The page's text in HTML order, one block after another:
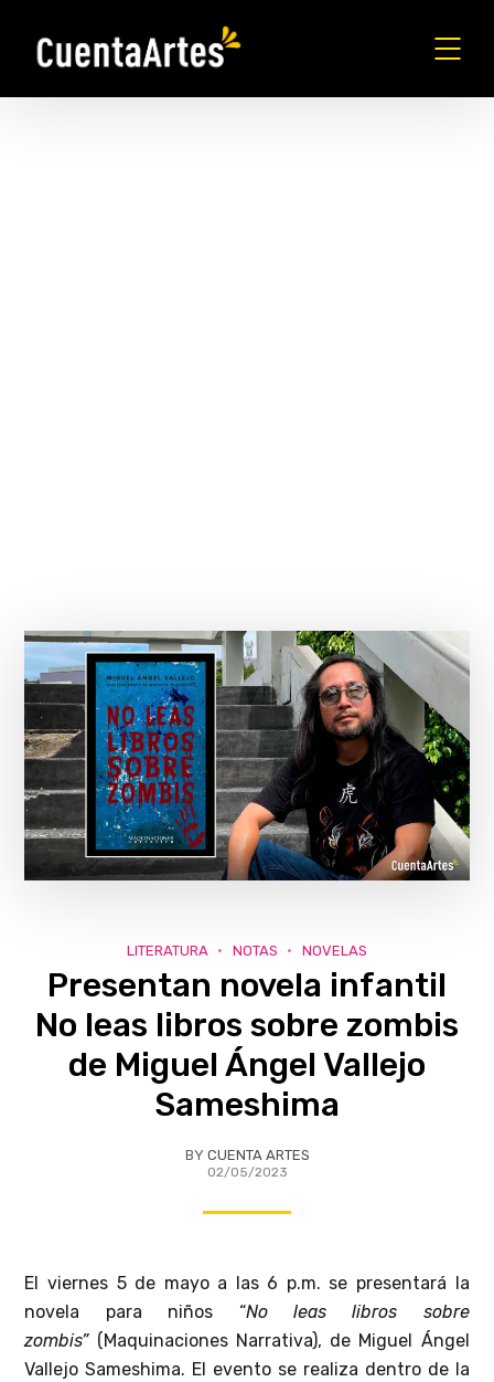
LITERATURA NOTAS NOVELAS
Presentan novela infantil
No leas libros sobre zombis
de Miguel Ángel Vallejo
Sameshima
BY CUENTA ARTES
02/05/2023
El viernes 5 de mayo a las 6 p.m. se presentará la
novela para niños “No leas libros sobre
zombis”(Maquinaciones Narrativa), de Miguel Ángel
Vallejo Sameshima. El evento se realiza dentro de la